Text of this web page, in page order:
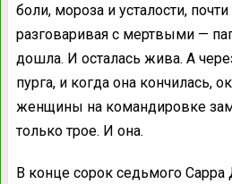
боли, мороза и усталости,
разговаривая с мертвыми —
дошла. И осталась жива. А
пурга, и когда она кончилась,
женщины на командировке
только трое. И она.
В конце сорок седьмого